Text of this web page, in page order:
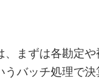
まずは各勘定
バッチ処理で決